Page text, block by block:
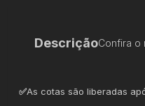
DescriçãoConfira o
✅As cotas são liberadas